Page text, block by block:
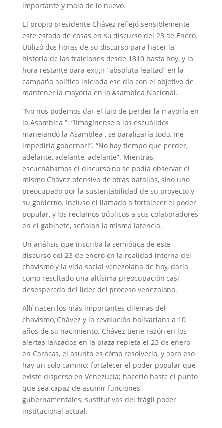
importante y malo de lo nuevo.
El propio presidente Chávez reflejó sensiblemente
este estado de cosas en su discurso del 23 de Enero.
Utilizó dos horas de su discurso para hacer la
historia de las traiciones desde 1810 hasta hoy, y la
hora restante para exigir “absoluta lealtad” en la
campaña política iniciada ese día con el objetivo de
mantener la mayoría en la Asamblea Nacional.
“No nos podemos dar el lujo de perder la mayoría en
la Asamblea ”. “!Imagínense a los escuálidos
manejando la Asamblea , se paralizaría todo, me
impediría gobernar!”. “No hay tiempo que perder,
adelante, adelante, adelante”. Mientras
escuchábamos el discurso no se podía observar el
mismo Chávez ofensivo de otras batallas, sino uno
preocupado por la sustentabilidad de su proyecto y
su gobierno. Incluso el llamado a fortalecer el poder
popular, y los reclamos públicos a sus colaboradores
en el gabinete, señalan la misma latencia.
Un análisis que inscriba la semiótica de este
discurso del 23 de enero en la realidad interna del
chavismo y la vida social venezolana de hoy, daría
como resultado una altísima preocupación casi
desesperada del líder del proceso venezolano.
Allí nacen los más importantes dilemas del
chavismo, Chávez y la revolución bolivariana a 10
años de su nacimiento. Chávez tiene razón en los
alertas lanzados en la plaza repleta el 23 de enero
en Caracas, el asunto es cómo resolverlo, y para eso
hay un solo camino: fortalecer el poder popular que
existe disperso en Venezuela; hacerlo hasta el punto
que sea capaz de asumir funciones
gubernamentales, sustitutivas del frágil poder
institucional actual.